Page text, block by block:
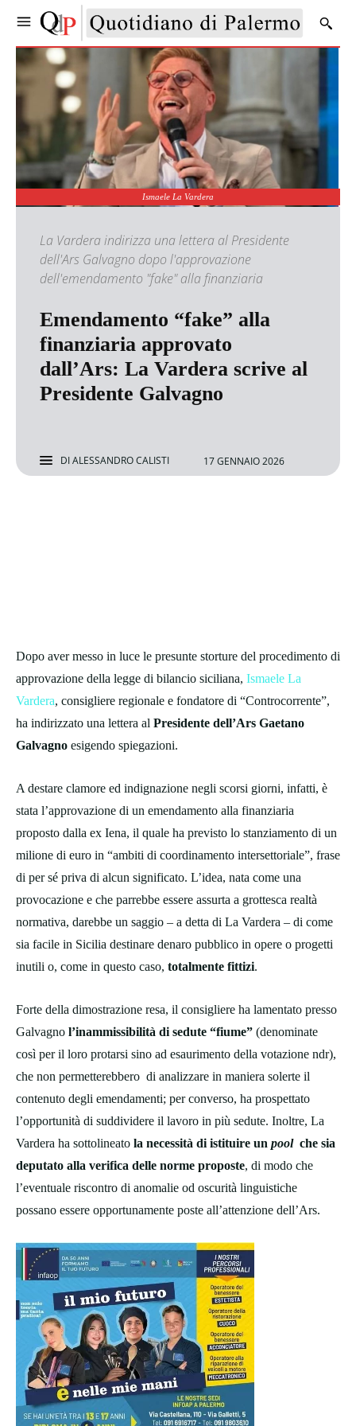
Ismaele La Vardera
La Vardera indirizza una lettera al Presidente
dell'Ars Galvagno dopo l'approvazione
dell'emendamento "fake" alla finanziaria
Emendamento “fake” alla
finanziaria approvato
dall’Ars: La Vardera scrive al
Presidente Galvagno
DIALESSANDRO CALISTI 17 GENNAIO 2026
Dopo aver messo in luce le presunte storture del procedimento di
approvazione della legge di bilancio siciliana, Ismaele La
Vardera, consigliere regionale e fondatore di “Controcorrente”,
ha indirizzato una lettera al Presidente dell’Ars Gaetano
Galvagno esigendo spiegazioni.
A destare clamore ed indignazione negli scorsi giorni, infatti, è
stata l’approvazione di un emendamento alla finanziaria
proposto dalla ex Iena, il quale ha previsto lo stanziamento di un
milione di euro in “ambiti di coordinamento intersettoriale”, frase
di per sé priva di alcun significato. L’idea, nata come una
provocazione e che parrebbe essere assurta a grottesca realtà
normativa, darebbe un saggio – a detta di La Vardera – di come
sia facile in Sicilia destinare denaro pubblico in opere o progetti
inutili o, come in questo caso, totalmente fittizi.
Forte della dimostrazione resa, il consigliere ha lamentato presso
Galvagno l’inammissibilità di sedute “fiume” (denominate
così per il loro protarsi sino ad esaurimento della votazione ndr),
che non permetterebbero di analizzare in maniera solerte il
contenuto degli emendamenti; per converso, ha prospettato
l’opportunità di suddividere il lavoro in più sedute. Inoltre, La
Vardera ha sottolineato la necessità di istituire un poolche sia
deputato alla verifica delle norme proposte, di modo che
l’eventuale riscontro di anomalie od oscurità linguistiche
possano essere opportunamente poste all’attenzione dell’Ars.